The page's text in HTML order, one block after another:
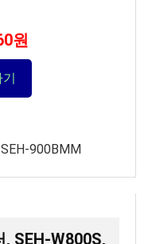
원
900BMM
SEH-W800S,